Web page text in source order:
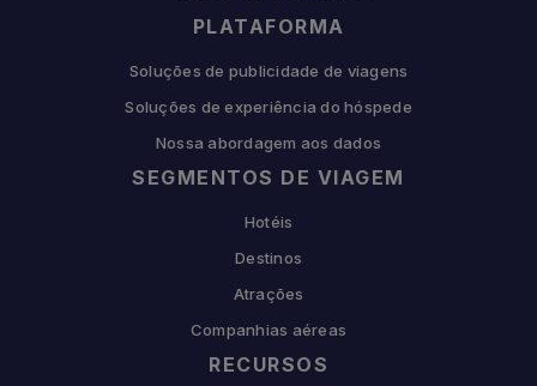
PLATAFORMA
Soluções de publicidade de viagens
Soluções de experiência do hóspede
Nossa abordagem aos dados
SEGMENTOS DE VIAGEM
Hotéis
Destinos
Atrações
Companhias aéreas
RECURSOS